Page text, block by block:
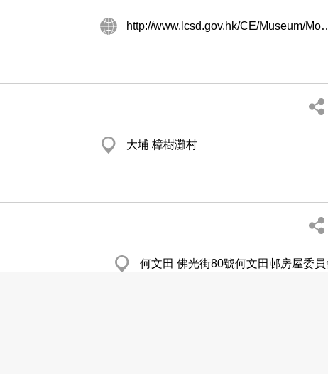
http://www.lcsd.gov.hk/CE/
大埔 樟樹灘村
何文田 佛光街80號何文田邨房屋委員